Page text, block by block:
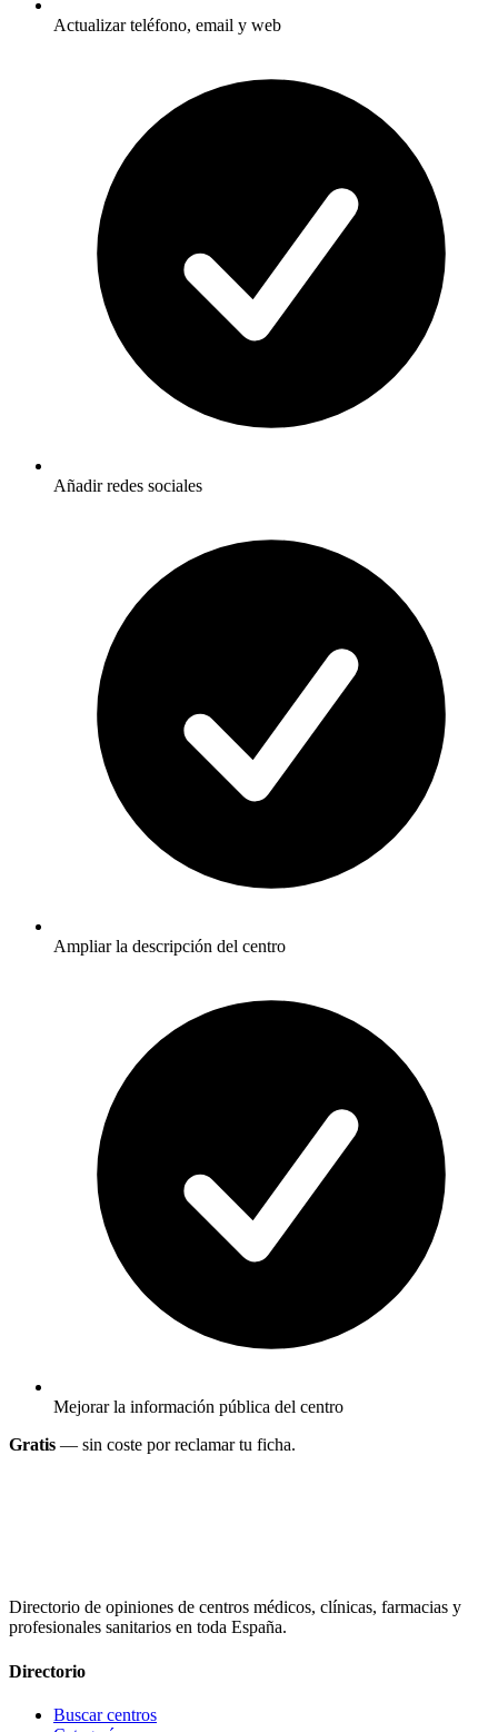
Actualizar teléfono, email y web
Añadir redes sociales
Ampliar la descripción del centro
Mejorar la información pública del centro
Gratis — sin coste por reclamar tu ficha.
Directorio de opiniones de centros médicos, clínicas, farmacias y
profesionales sanitarios en toda España.
Directorio
Buscar centros